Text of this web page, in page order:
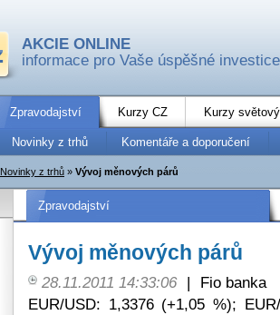
AKCIE ONLINE
informace pro Vaše úspěšné investice
Zpravodajství Kurzy CZ Kurzy
Novinky z trhů Komentáře a doporučení
Novinky z trhů » Vývoj měnových párů
Zpravodajství
Vývoj měnových párů
28.11.2011 14:33:06 |
Fio banka
EUR/USD: 1,3376 (+1,05 %);